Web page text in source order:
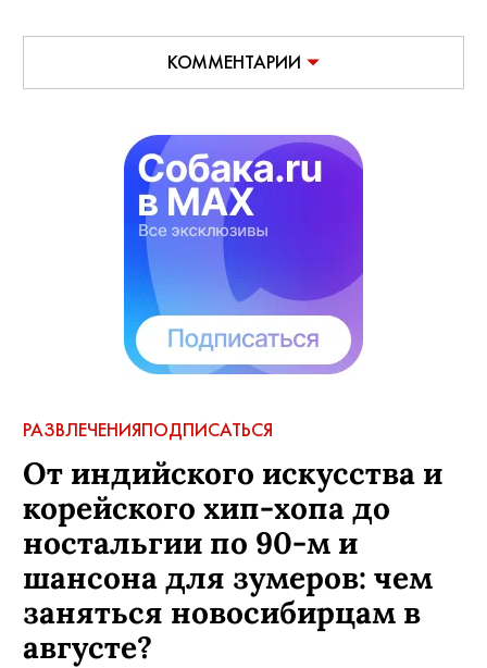
КОММЕНТАРИИ
РАЗВЛЕЧЕНИЯПОДПИСАТЬСЯ
От индийского искусства и
корейского хип-хопа до
ностальгии по 90-м и
шансона для зумеров: чем
заняться новосибирцам в
августе?